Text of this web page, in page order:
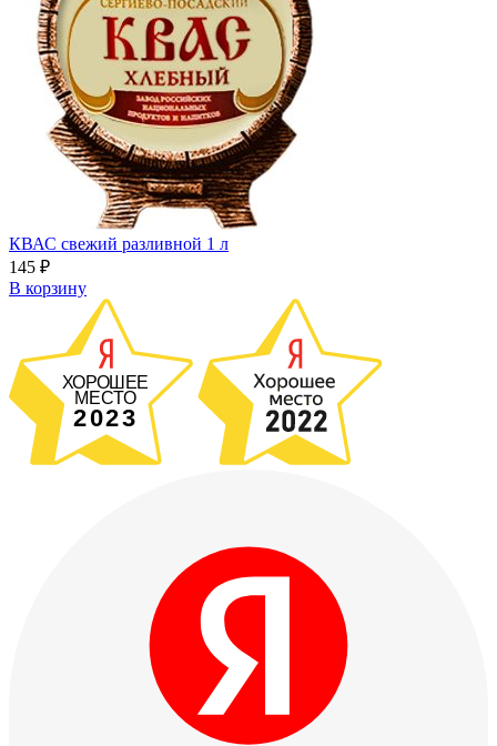
КВАС свежий разливной 1 л
145 ₽
В корзину